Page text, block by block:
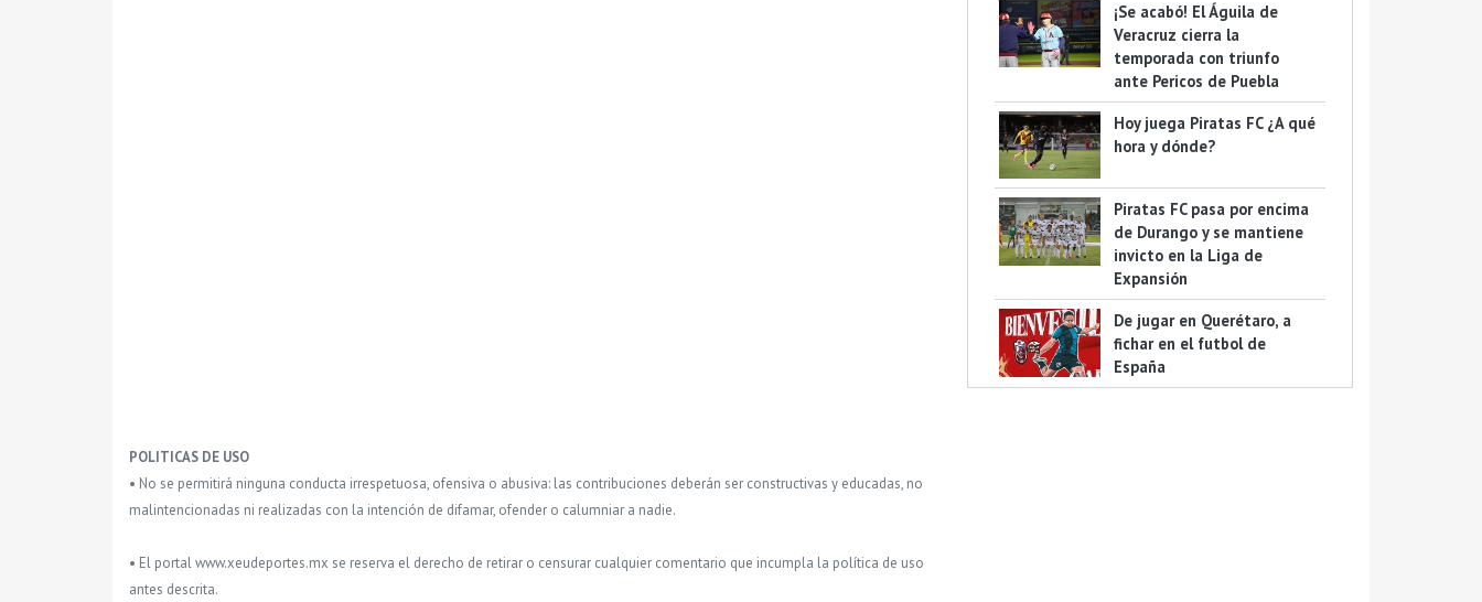
POLITICAS DE USO
• No se permitirá ninguna conducta irrespetuosa, ofensiva o abusiva: las contribuciones deberán ser constructivas y educadas, no
malintencionadas ni realizadas con la intención de difamar, ofender o calumniar a nadie.
• El portal www.xeudeportes.mx se reserva el derecho de retirar o censurar cualquier comentario que incumpla la política de uso
antes descrita.
¡Se acabó! El Águila de
Veracruz cierra la
temporada con triunfo
ante Pericos de Puebla
Hoy juega Piratas FC ¿A qué
hora y dónde?
Piratas FC pasa por encima
de Durango y se mantiene
invicto en la Liga de
Expansión
De jugar en Querétaro, a
fichar en el futbol de
España